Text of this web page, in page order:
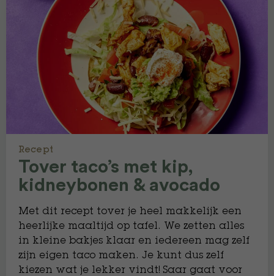
Recept
Tover taco’s met kip,
kidneybonen & avocado
Met dit recept tover je heel makkelijk een
heerlijke maaltijd op tafel. We zetten alles
in kleine bakjes klaar en iedereen mag zelf
zijn eigen taco maken. Je kunt dus zelf
kiezen wat je lekker vindt! Saar gaat voor